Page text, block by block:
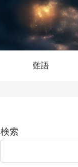
難語
検索